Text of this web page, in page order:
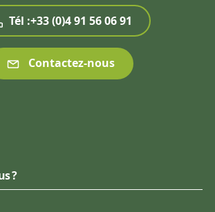
Tél :+33 (0)4 91 56 06 91
Contactez-nous
?